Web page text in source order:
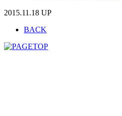
2015.11.18 UP
BACK